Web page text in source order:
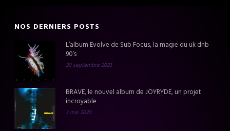
NOS DERNIERS POSTS
L’album Evolve de Sub Focus, la magie du uk dnb
90’s
20 septembre 2023
BRAVE, le nouvel album de JOYRYDE, un projet
incroyable
3 mai 2020